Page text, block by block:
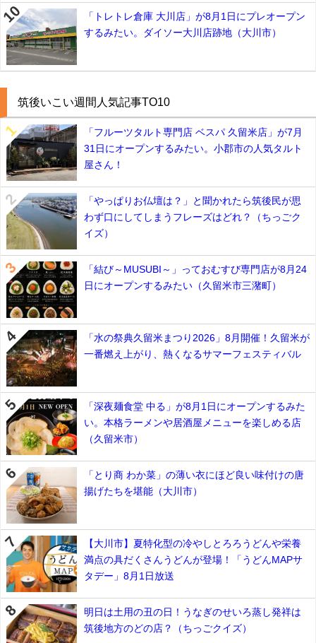
「トレトレ倉庫 大川店」が8月1日にプレオープン
するみたい。ダイソー大川店跡地（大川市）
筑後いこい週間人気記事TO10
「フルーツタルト専門店 ベスパ 久留米店」が7月
31日にオープンするみたい。小郡市の人気タルト
屋さん！
「やっぱりお仏壇は？」と聞かれたら筑後民が思
わず口にしてしまうフレーズはどれ？（ちっごク
イズ）
「結び～MUSUBI～」っておむすび専門店が8月24
日にオープンするみたい（久留米市三潴町）
「水の祭典久留米まつり2026」8月開催！久留米が
一番燃え上がり、熱くなるサマーフェスティバル
「深夜麺食堂 中る」が8月1日にオープンするみた
い。本格ラーメンや居酒屋メニューを楽しめる店
（久留米市）
「とり商 わか菜」の薄い衣にほど良い味付けの唐
揚げたちを堪能（大川市）
【大川市】夏特化型の冷やしとろろうどんや栄養
満点の具だくさんうどんが登場！「うどんMAPサ
タデー」8月1日放送
明日は土用の丑の日！うなぎのせいろ蒸し発祥は
筑後地方のどの店？（ちっごクイズ）